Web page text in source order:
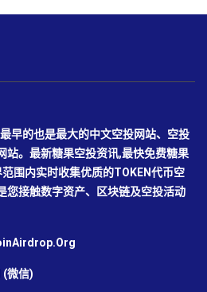
早的也是最大的中文空投网站、空投
站。最新糖果空投资讯,最快免费糖果
围内实时收集优质的TOKEN代币空
您接触数字资产、区块链及空投活动
(微信)